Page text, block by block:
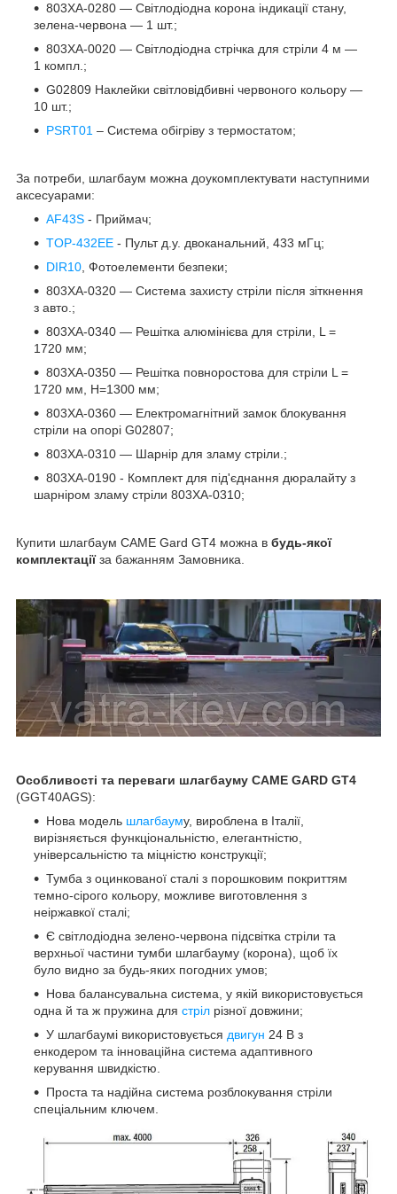
803XA-0280 — Світлодіодна корона індикації стану,
зелена-червона — 1 шт.;
803XA-0020 — Світлодіодна стрічка для стріли 4 м —
1 компл.;
G02809 Наклейки світловідбивні червоного кольору —
10 шт.;
PSRT01 – Система обігріву з термостатом;
За потреби, шлагбаум можна доукомплектувати наступними
аксесуарами:
AF43S - Приймач;
TOP-432EE - Пульт д.у. двоканальний, 433 мГц;
DIR10, Фотоелементи безпеки;
803XA-0320 — Система захисту стріли після зіткнення
з авто.;
803XA-0340 — Решітка алюмінієва для стріли, L =
1720 мм;
803XA-0350 — Решітка повноростова для стріли L =
1720 мм, Н=1300 мм;
803XA-0360 — Електромагнітний замок блокування
стріли на опорі G02807;
803XA-0310 — Шарнір для зламу стріли.;
803XA-0190 - Комплект для під'єднання дюралайту з
шарніром зламу стріли 803XA-0310;
Купити шлагбаум CAME Gard GT4 можна в будь-якої
комплектаціїза бажанням Замовника.
Особливості та переваги шлагбауму CAME GARD GT4
(GGT40AGS):
Нова модель шлагбауму, вироблена в Італії,
вирізняється функціональністю, елегантністю,
універсальністю та міцністю конструкції;
Тумба з оцинкованої сталі з порошковим покриттям
темно-сірого кольору, можливе виготовлення з
неіржавкої сталі;
Є світлодіодна зелено-червона підсвітка стріли та
верхньої частини тумби шлагбауму (корона), щоб їх
було видно за будь-яких погодних умов;
Нова балансувальна система, у якій використовується
одна й та ж пружина для стріл різної довжини;
У шлагбаумі використовується двигун 24 В з
енкодером та інноваційна система адаптивного
керування швидкістю.
Проста та надійна система розблокування стріли
спеціальним ключем.